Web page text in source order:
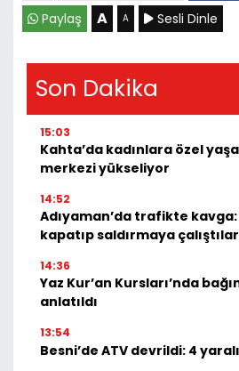
Paylaş
A A Sesli Dinle
Son Dakika
15:03
Kahta’da kadınlara özel
merkezi yükseliyor
14:52
Adıyaman’da trafikte
kapatıp saldırmaya çalıştılar
14:36
Yaz Kur’an Kursları’nda
anlatıldı
13:54
Besni’de ATV devrildi: 4 yaralı